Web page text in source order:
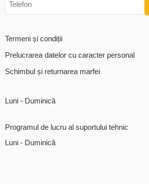
Termeni și condiții
Prelucrarea datelor cu caracter personal
Schimbul și returnarea marfei
Luni - Duminică
Programul de lucru al suportului tehnic
Luni - Duminică